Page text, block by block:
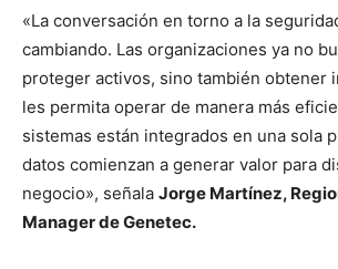
«La conversación en torno a la
cambiando. Las organizaciones ya no
proteger activos, sino también obtener
les permita operar de manera más
sistemas están integrados en una sola
datos comienzan a generar valor para
negocio», señala Jorge Martínez,
Manager de Genetec.